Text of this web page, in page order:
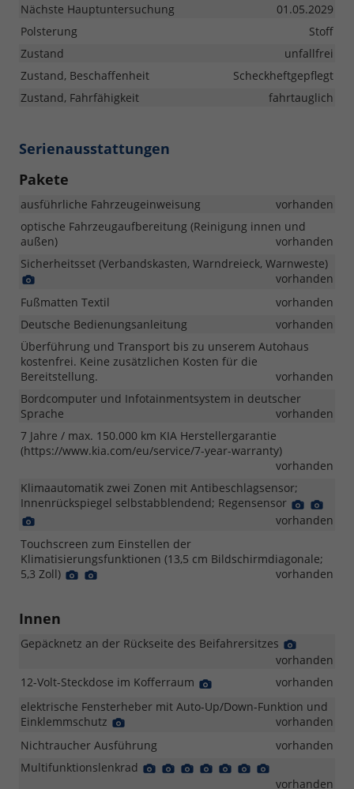
Nächste Hauptuntersuchung
01.05.2029
Polsterung
Stoff
Zustand
unfallfrei
Zustand, Beschaffenheit
Scheckheftgepflegt
Zustand, Fahrfähigkeit
fahrtauglich
Serienausstattungen
Pakete
ausführliche Fahrzeugeinweisung
vorhanden
optische Fahrzeugaufbereitung (Reinigung innen und
außen)
vorhanden
Sicherheitsset (Verbandskasten, Warndreieck, Warnweste)
vorhanden
Fußmatten Textil
vorhanden
Deutsche Bedienungsanleitung
vorhanden
Überführung und Transport bis zu unserem Autohaus
kostenfrei. Keine zusätzlichen Kosten für die
Bereitstellung.
vorhanden
Bordcomputer und Infotainmentsystem in deutscher
Sprache
vorhanden
7 Jahre / max. 150.000 km KIA Herstellergarantie
(https://www.kia.com/eu/service/7-year-warranty)
vorhanden
Klimaautomatik zwei Zonen mit Antibeschlagsensor;
Innenrückspiegel selbstabblendend; Regensensor
Detail
FotoFoto
vorhanden
Touchscreen zum Einstellen der
Klimatisierungsfunktionen (13,5 cm Bildschirmdiagonale;
5,3 Zoll)
Detail
vorhanden
Innen
Gepäcknetz an der Rückseite des Beifahrersitzes
Foto
vorhanden
12-Volt-Steckdose im Kofferraum
vorhanden
elektrische Fensterheber mit Auto-Up/Down-Funktion und
Einklemmschutz
vorhanden
Nichtraucher Ausführung
vorhanden
Multifunktionslenkrad
DetailDetailDetailDetailDetailDetail
FotoFoto
vorhanden